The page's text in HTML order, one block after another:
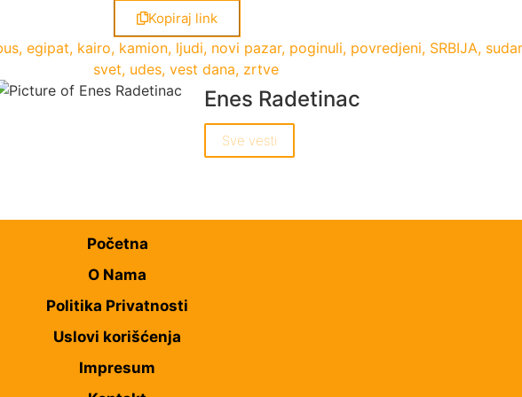
Kopiraj link
, egipat, kairo, kamion, ljudi, novi pazar, poginuli, povredjeni, SRBIJA, sudar
svet, udes, vest dana, zrtve
Enes Radetinac
Sve vesti
Početna
O Nama
Politika Privatnosti
Uslovi korišćenja
Impresum